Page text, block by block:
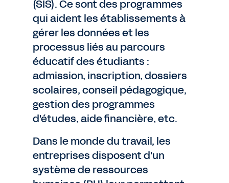
(SIS). Ce sont des programmes
qui aident les établissements à
gérer les données et les
processus liés au parcours
éducatif des étudiants :
admission, inscription, dossiers
scolaires, conseil pédagogique,
gestion des programmes
d'études, aide financière, etc.
Dans le monde du travail, les
entreprises disposent d'un
système de ressources